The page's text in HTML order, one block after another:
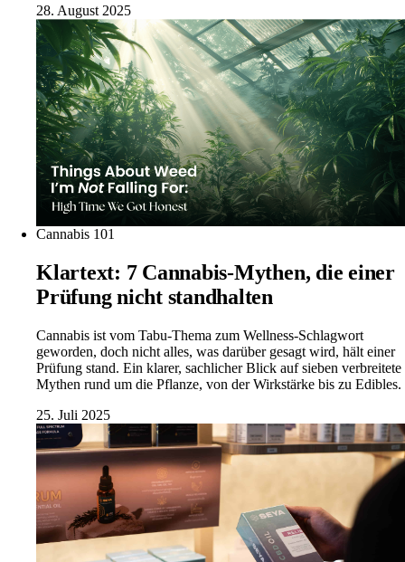
28. August 2025
Cannabis 101
Klartext: 7 Cannabis-Mythen, die einer
Prüfung nicht standhalten
Cannabis ist vom Tabu-Thema zum Wellness-Schlagwort
geworden, doch nicht alles, was darüber gesagt wird, hält einer
Prüfung stand. Ein klarer, sachlicher Blick auf sieben verbreitete
Mythen rund um die Pflanze, von der Wirkstärke bis zu Edibles.
25. Juli 2025